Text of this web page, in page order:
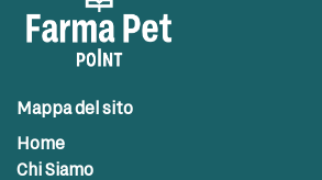
Mappa del sito
Home
Chi Siamo